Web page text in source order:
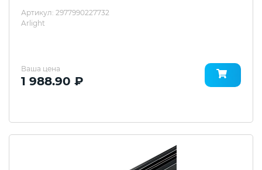
Артикул: 2977990227732
Arlight
Ваша цена
1 988.90 ₽